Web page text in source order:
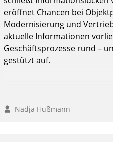
eröffnet Chancen bei
Modernisierung und
aktuelle Informationen
Geschäftsprozesse rund –
gestützt auf.
Nadja Hußmann